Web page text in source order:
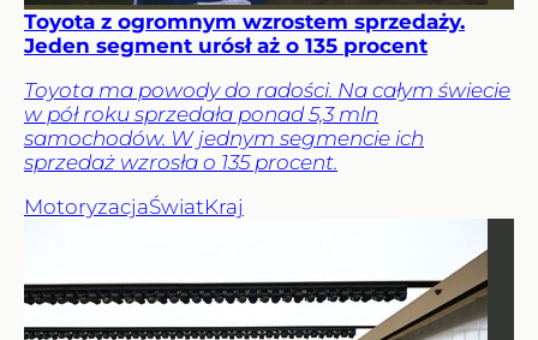
Toyota z ogromnym wzrostem sprzedaży.
Jeden segment urósł aż o 135 procent
Toyota ma powody do radości. Na całym świecie
w pół roku sprzedała ponad 5,3 mln
samochodów. W jednym segmencie ich
sprzedaż wzrosła o 135 procent.
MotoryzacjaŚwiatKraj